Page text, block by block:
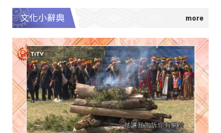
文化小辭典